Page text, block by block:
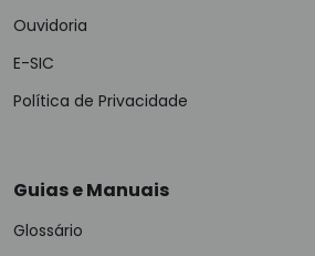
Ouvidoria
E-SIC
Política de Privacidade
Guias e Manuais
Glossário